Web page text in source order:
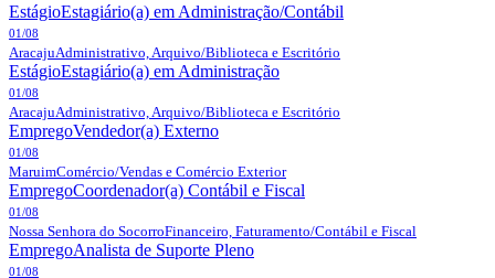
EstágioEstagiário(a) em Administração/Contábil
01/08
AracajuAdministrativo, Arquivo/Biblioteca e Escritório
EstágioEstagiário(a) em Administração
01/08
AracajuAdministrativo, Arquivo/Biblioteca e Escritório
EmpregoVendedor(a) Externo
01/08
MaruimComércio/Vendas e Comércio Exterior
EmpregoCoordenador(a) Contábil e Fiscal
01/08
Nossa Senhora do SocorroFinanceiro, Faturamento/Contábil e Fiscal
EmpregoAnalista de Suporte Pleno
01/08